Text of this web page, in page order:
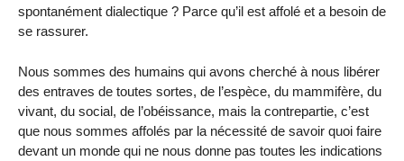
spontanément dialectique ? Parce qu’il est affolé et a besoin de
se rassurer.
Nous sommes des humains qui avons cherché à nous libérer
des entraves de toutes sortes, de l’espèce, du mammifère, du
vivant, du social, de l’obéissance, mais la contrepartie, c’est
que nous sommes affolés par la nécessité de savoir quoi faire
devant un monde qui ne nous donne pas toutes les indications